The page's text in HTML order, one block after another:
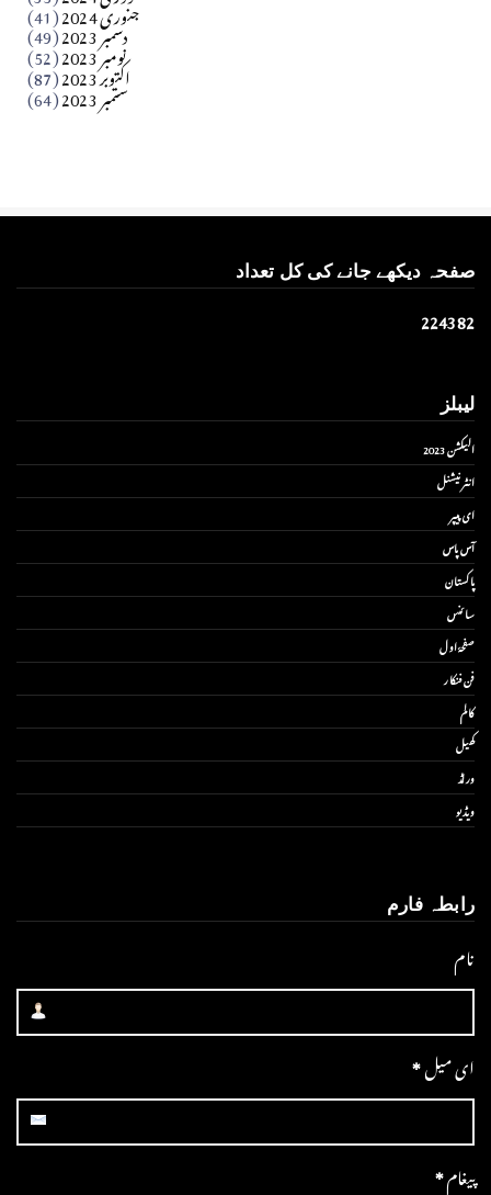
جنوری 2024 (41) دسمبر 2023 (49) نومبر 2023 (52) اکتوبر 2023 (87) ستمبر 2023 (64)
صفحہ دیکھے جانے کی کل تعداد
224382
لیبلز
الیکشن 2023
انٹر نیشنل
ای پیپر
آس پاس
پاکستان
سائنس
صفحۂ اول
فن فنکار
کالم
کھیل
ورلڈ
ویڈیو
رابطہ فارم
نام
ای میل*
پیغام*